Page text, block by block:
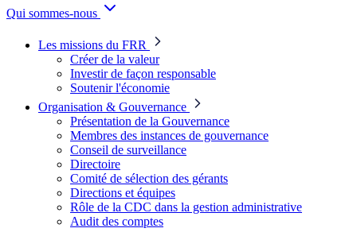
Qui sommes-nous
Les missions du FRR
Créer de la valeur
Investir de façon responsable
Soutenir l'économie
Organisation & Gouvernance
Présentation de la Gouvernance
Membres des instances de gouvernance
Conseil de surveillance
Directoire
Comité de sélection des gérants
Directions et équipes
Rôle de la CDC dans la gestion administrative
Audit des comptes